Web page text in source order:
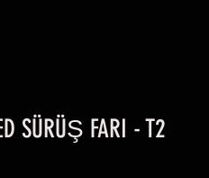
SÜRÜŞ FARI - T2